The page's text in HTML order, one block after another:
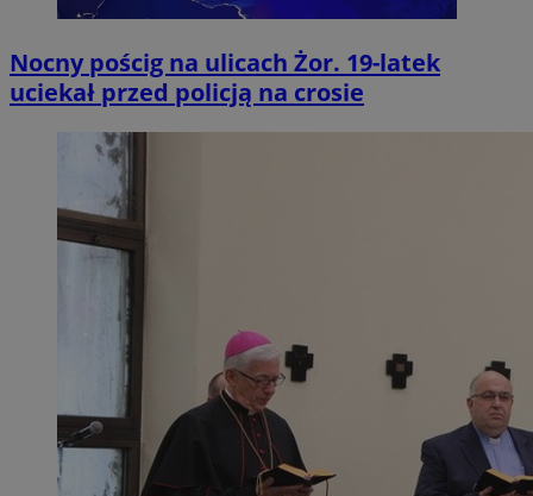
Nocny pościg na ulicach Żor. 19-latek
uciekał przed policją na crosie